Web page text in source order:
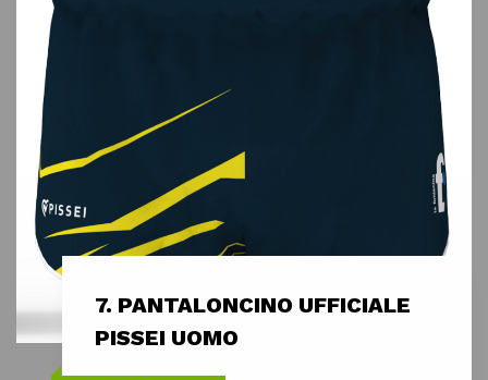
7. PANTALONCINO UFFICIALE
PISSEI UOMO